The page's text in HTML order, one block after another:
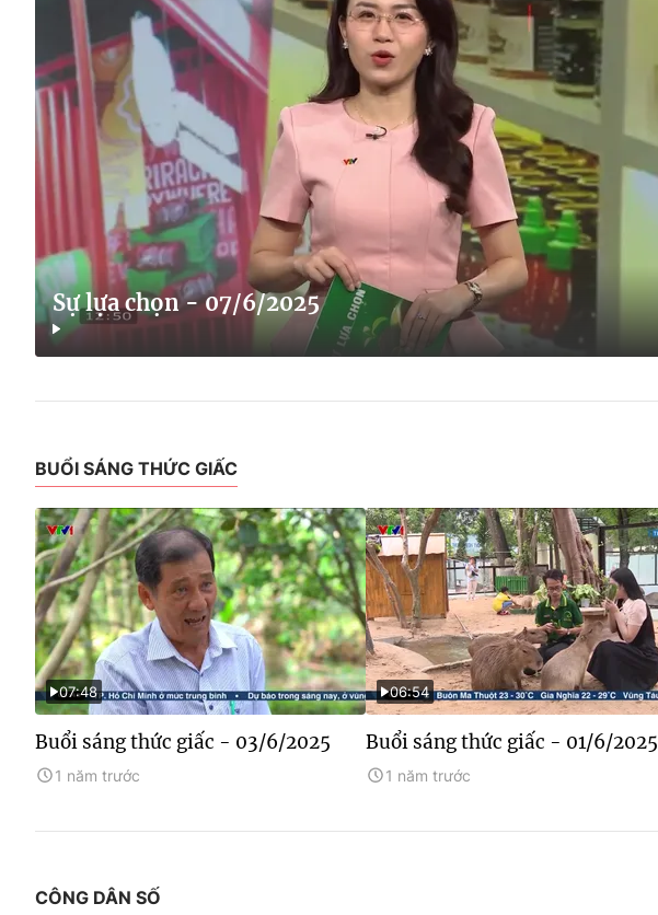
Sự lựa chọn - 07/6/2025
BUỔI SÁNG THỨC GIẤC
07:48
Buổi sáng thức giấc - 03/6/2025
1 năm trước
06:54
Buổi sáng thức giấc - 01/6/2025
1 năm trước
CÔNG DÂN SỐ